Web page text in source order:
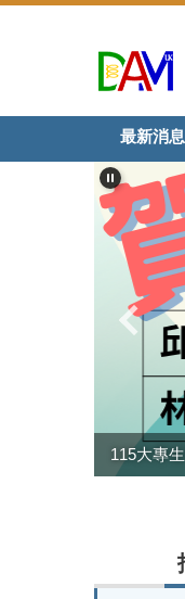
內
區
最新消息
115大專